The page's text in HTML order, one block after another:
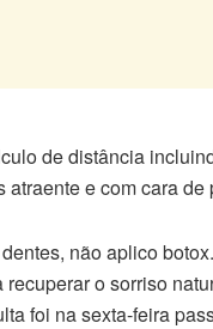
de distância
atraente e com cara de
não aplico
recuperar o sorriso
foi na sexta-feira